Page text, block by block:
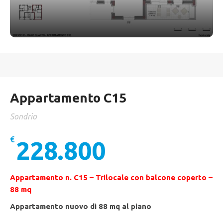
Appartamento C15
Sondrio
€ 228.800
Appartamento n. C15 – Trilocale con balcone coperto –
88 mq
Appartamento nuovo di 88 mq al piano